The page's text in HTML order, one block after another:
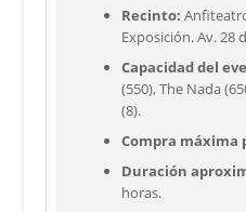
Recinto:
Exposición. Av. 28
Capacidad del
(550), The Nada
(8).
Compra máxima
Duración
horas.